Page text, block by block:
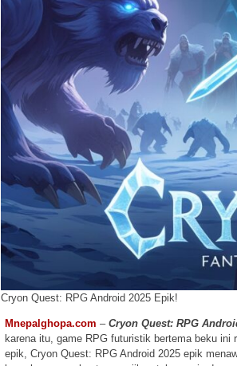
Cryon Quest: RPG Android 2025 Epik!
Mnepalghopa.com –Cryon Quest: RPG
karena itu, game RPG futuristik bertema beku
epik, Cryon Quest: RPG Android 2025 epik